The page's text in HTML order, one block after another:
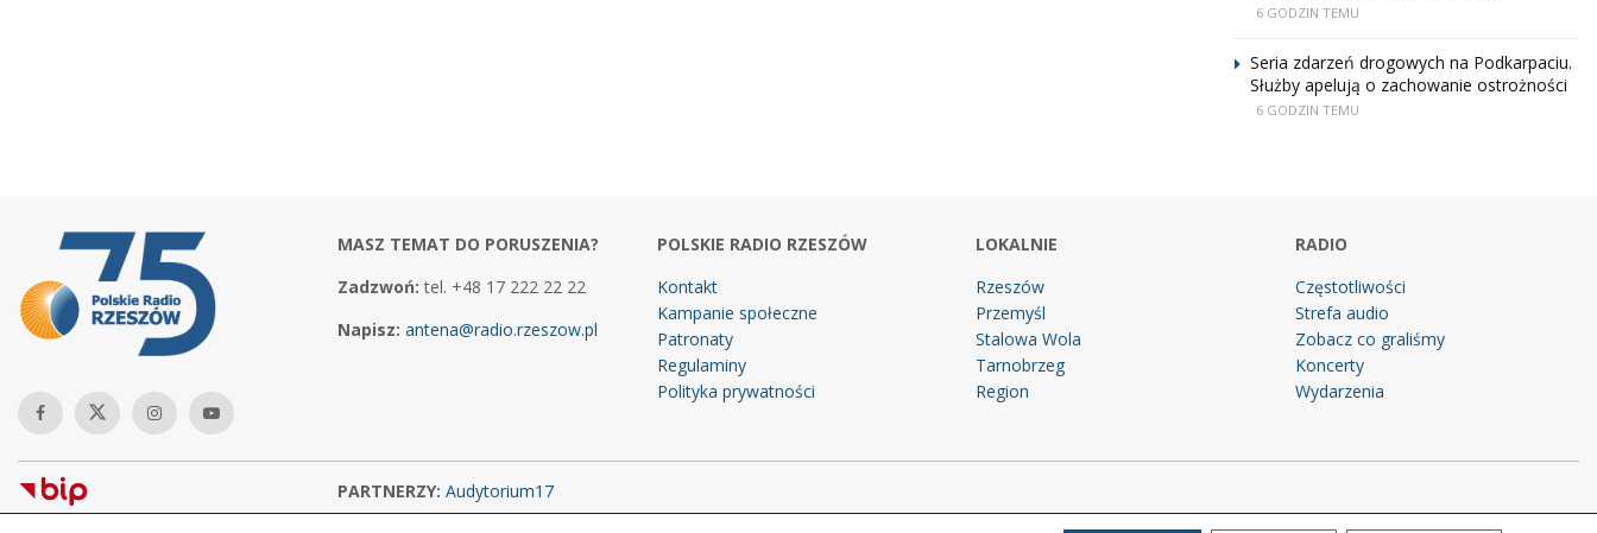
6 GODZIN TEMU
Seria zdarzeń drogowych na Podkarpaciu.
Służby apelują o zachowanie ostrożności
6 GODZIN TEMU
MASZ TEMAT DO PORUSZENIA?
Zadzwoń: tel. +48 17 222 22 22
Napisz: antena@radio.rzeszow.pl
POLSKIE RADIO RZESZÓW
Kontakt
Kampanie społeczne
Patronaty
Regulaminy
Polityka prywatności
LOKALNIE
Rzeszów
Przemyśl
Stalowa Wola
Tarnobrzeg
Region
RADIO
Częstotliwości
Strefa audio
Zobacz co graliśmy
Koncerty
Wydarzenia
PARTNERZY: Audytorium17